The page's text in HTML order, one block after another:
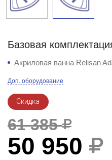
Базовая
Акриловая ванна Relisan
Доп. оборудование
Скидка
61 385
50 950